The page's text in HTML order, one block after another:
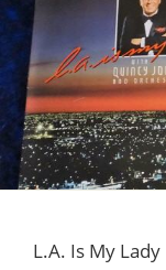
L.A. Is My Lady